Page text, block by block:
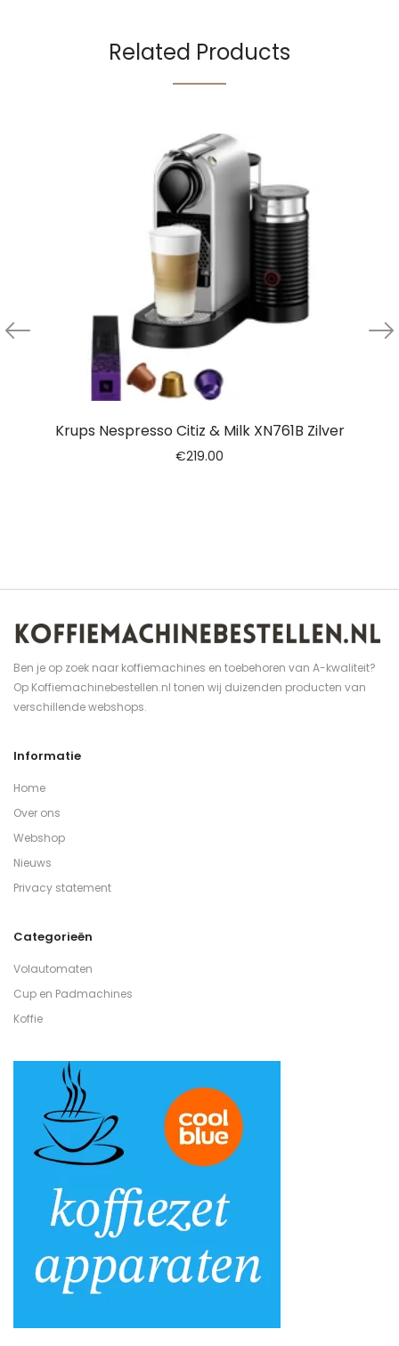
Related Products
Krups Nespresso Citiz & Milk XN761B Zilver
€219.00
Ben je op zoek naar koffiemachines en toebehoren van A-kwaliteit?
Op Koffiemachinebestellen.nl tonen wij duizenden producten van
verschillende webshops.
Informatie
Home
Over ons
Webshop
Nieuws
Privacy statement
Categorieën
Volautomaten
Cup en Padmachines
Koffie